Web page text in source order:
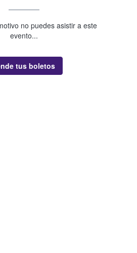
no puedes asistir a este
evento...
tus boletos